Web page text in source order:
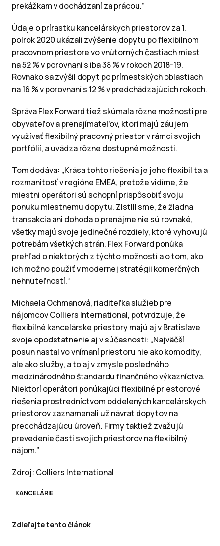
prekážkam v dochádzaní za prácou.“
Údaje o prírastku kancelárskych priestorov za 1.
polrok 2020 ukázali zvýšenie dopytu po flexibilnom
pracovnom priestore vo vnútorných častiach miest
na 52 % v porovnaní s iba 38 % v rokoch 2018-19.
Rovnako sa zvýšil dopyt po prímestských oblastiach
na 16 % v porovnaní s 12 % v predchádzajúcich rokoch.
Správa Flex Forward tiež skúmala rôzne možnosti pre
obyvateľov a prenajímateľov, ktorí majú záujem
využívať flexibilný pracovný priestor v rámci svojich
portfólií, a uvádza rôzne dostupné možnosti.
Tom dodáva: „Krása tohto riešenia je jeho flexibilita a
rozmanitosť v regióne EMEA, pretože vidíme, že
miestni operátori sú schopní prispôsobiť svoju
ponuku miestnemu dopytu. Zistili sme, že žiadna
transakcia ani dohoda o prenájme nie sú rovnaké,
všetky majú svoje jedinečné rozdiely, ktoré vyhovujú
potrebám všetkých strán. Flex Forward ponúka
prehľad o niektorých z týchto možností a o tom, ako
ich možno použiť v modernej stratégii komerčných
nehnuteľností.“
Michaela Ochmanová, riaditeľka služieb pre
nájomcov Colliers International, potvrdzuje, že
flexibilné kancelárske priestory majú aj v Bratislave
svoje opodstatnenie aj v súčasnosti: „Najväčší
posun nastal vo vnímaní priestoru nie ako komodity,
ale ako služby, a to aj v zmysle posledného
medzinárodného štandardu finančného výkazníctva.
Niektorí operátori ponúkajúci flexibilné priestorové
riešenia prostredníctvom oddelených kancelárskych
priestorov zaznamenali už návrat dopytov na
predchádzajúcu úroveň. Firmy taktiež zvažujú
prevedenie časti svojich priestorov na flexibilný
nájom.”
Zdroj: Colliers International
KANCELÁRIE
Zdieľajte tento článok